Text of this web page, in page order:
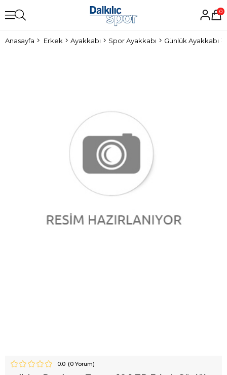
0
Anasayfa Erkek Ayakkabı Spor Ayakkabı Günlük Ayakkabı
0.0 (0Yorum)